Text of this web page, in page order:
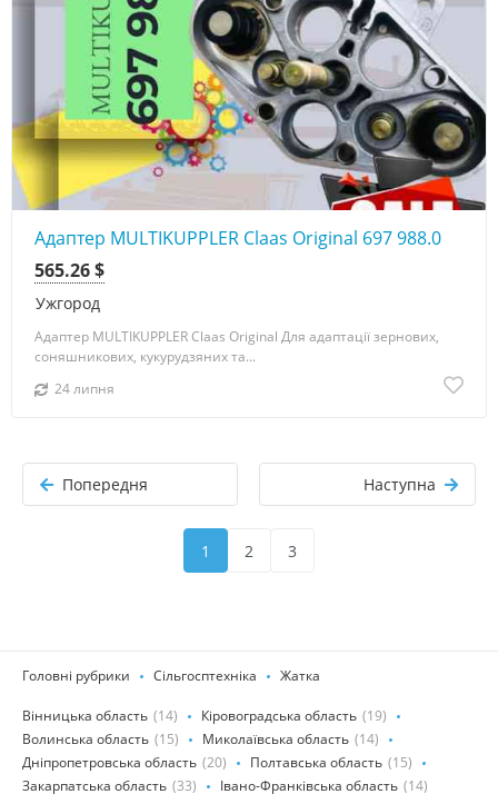
Адаптер MULTIKUPPLER Claas Original 697 988.0
Ужгород
565.26 $
Адаптер MULTIKUPPLER Claas Original Для адаптації зернових,
соняшникових, кукурудзяних та...
24 липня
Попередня Наступна
1 2 3
Головні рубрики Сільгосптехніка Жатка
Вінницька область (14) Кіровоградська область (19)
Волинська область (15) Миколаївська область (14)
Дніпропетровська область (20) Полтавська область (15)
Закарпатська область (33) Івано-Франківська область (14)